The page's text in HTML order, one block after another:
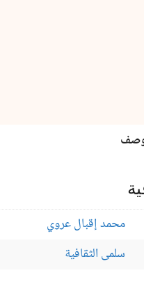
محمد إقبال عروي
سلمى الثقافية